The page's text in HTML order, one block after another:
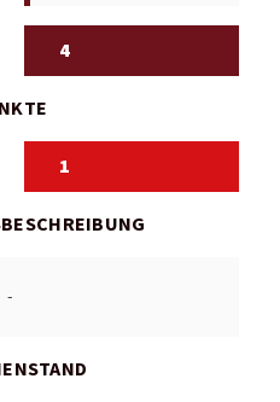
4
1
-